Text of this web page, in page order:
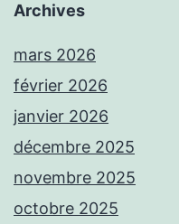
Archives
mars 2026
février 2026
janvier 2026
décembre 2025
novembre 2025
octobre 2025